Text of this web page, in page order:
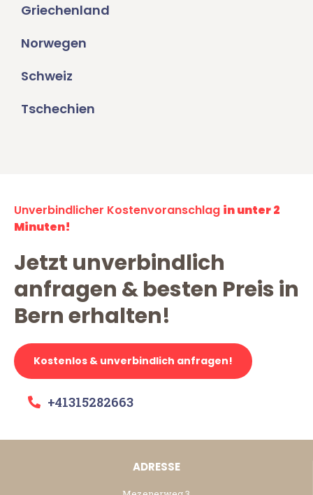
Griechenland
Norwegen
Schweiz
Tschechien
Unverbindlicher Kostenvoranschlag in unter 2
Minuten!
Jetzt unverbindlich
anfragen & besten Preis in
Bern erhalten!
Kostenlos & unverbindlich anfragen!
+41315282663
ADRESSE